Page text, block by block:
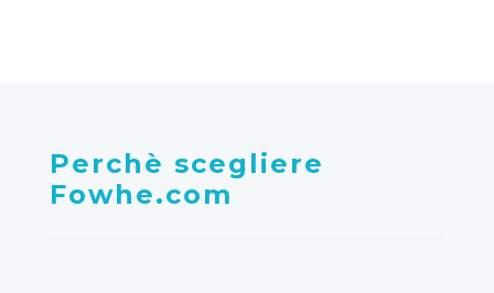
Perchè scegliere
Fowhe.com